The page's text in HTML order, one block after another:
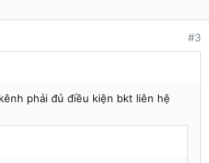
#3
phải đủ điều kiện bkt liên hệ